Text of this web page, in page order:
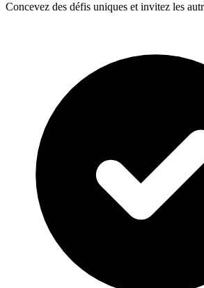
Concevez des défis uniques et invitez les